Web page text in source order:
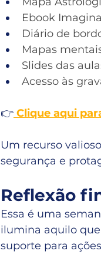
Ebook
Diário de
Mapas
Slides das
Acesso às
👉 Clique aqui
Um recurso
segurança e
Reflexão
Essa é uma
ilumina aquilo
suporte para